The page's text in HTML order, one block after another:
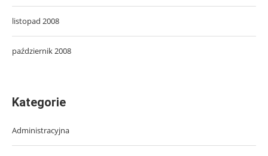
listopad 2008
październik 2008
Kategorie
Administracyjna